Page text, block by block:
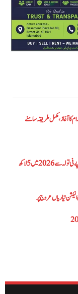
پاکستان میں سونے کی قیمت کا 79 سالہ سفر: 1947 میں 57 روپے فی تولہ سے 2026 میں 5 لاکھ